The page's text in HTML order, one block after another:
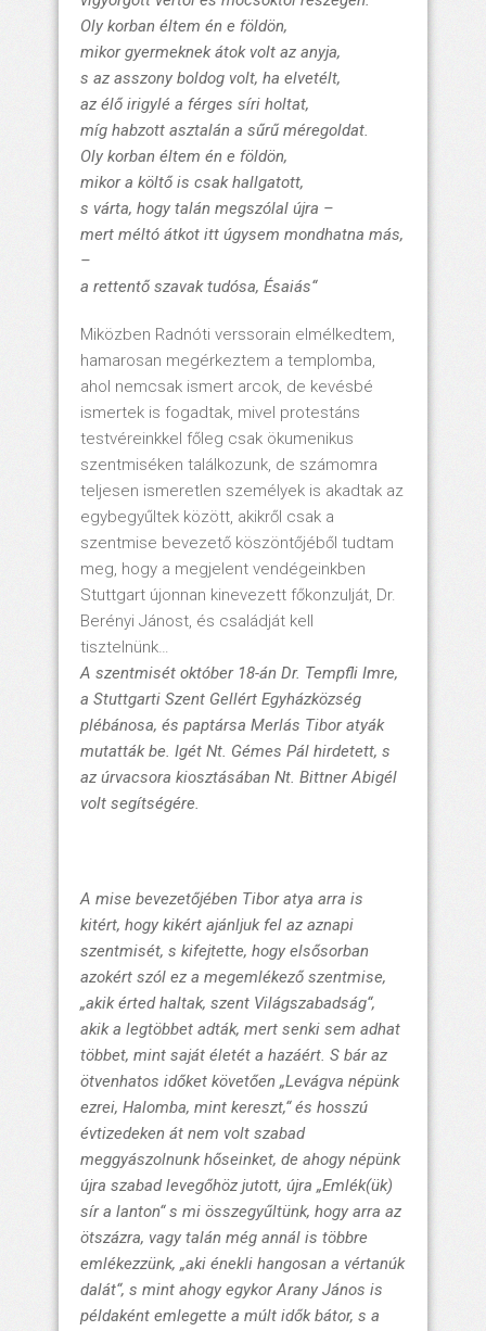
Oly korban éltem én e földön,
mikor gyermeknek átok volt az anyja,
s az asszony boldog volt, ha elvetélt,
az élő irigylé a férges síri holtat,
míg habzott asztalán a sűrű méregoldat.
Oly korban éltem én e földön,
mikor a költő is csak hallgatott,
s várta, hogy talán megszólal újra –
mert méltó átkot itt úgysem mondhatna más,
–
a rettentő szavak tudósa, Ésaiás“
Miközben Radnóti verssorain elmélkedtem,
hamarosan megérkeztem a templomba,
ahol nemcsak ismert arcok, de kevésbé
ismertek is fogadtak, mivel protestáns
testvéreinkkel főleg csak ökumenikus
szentmiséken találkozunk, de számomra
teljesen ismeretlen személyek is akadtak az
egybegyűltek között, akikről csak a
szentmise bevezető köszöntőjéből tudtam
meg, hogy a megjelent vendégeinkben
Stuttgart újonnan kinevezett főkonzulját, Dr.
Berényi Jánost, és családját kell
tisztelnünk…
A szentmisét október 18-án Dr. Tempfli Imre,
a Stuttgarti Szent Gellért Egyházközség
plébánosa, és paptársa Merlás Tibor atyák
mutatták be. Igét Nt. Gémes Pál hirdetett, s
az úrvacsora kiosztásában Nt. Bittner Abigél
volt segítségére.
A mise bevezetőjében Tibor atya arra is
kitért, hogy kikért ajánljuk fel az aznapi
szentmisét, s kifejtette, hogy elsősorban
azokért szól ez a megemlékező szentmise,
„akik érted haltak, szent Világszabadság“,
akik a legtöbbet adták, mert senki sem adhat
többet, mint saját életét a hazáért. S bár az
ötvenhatos időket követően „Levágva népünk
ezrei, Halomba, mint kereszt,“és hosszú
évtizedeken át nem volt szabad
meggyászolnunk hőseinket, de ahogy népünk
újra szabad levegőhöz jutott, újra „Emlék(ük)
sír a lanton“s mi összegyűltünk, hogy arra az
ötszázra, vagy talán még annál is többre
emlékezzünk, „aki énekli hangosan a vértanúk
dalát“, s mint ahogy egykor Arany János is
példaként emlegette a múlt idők bátor, s a